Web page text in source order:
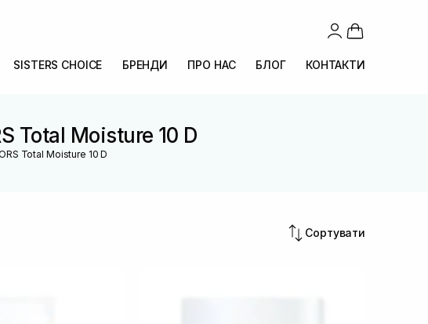
SISTERS CHOICE БРЕНДИ ПРО НАС БЛОГ КОНТАКТИ
Total Moisture 10 D
Total Moisture 10 D
Сортувати